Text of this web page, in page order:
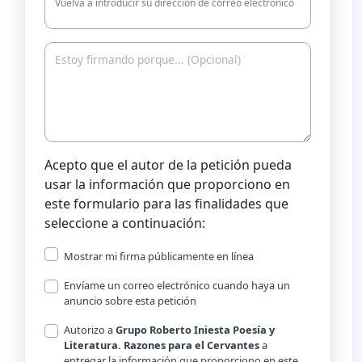
Acepto que el autor de la petición pueda
usar la información que proporciono en
este formulario para las finalidades que
seleccione a continuación:
Mostrar mi firma públicamente en línea
Envíame un correo electrónico cuando haya un
anuncio sobre esta petición
Autorizo aGrupo Roberto Iniesta Poesía y
Literatura. Razones para el Cervantesa